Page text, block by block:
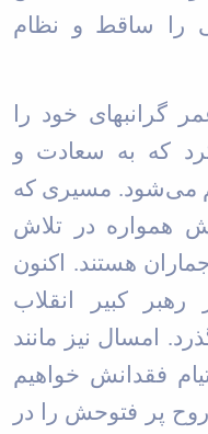
را ساقط و نظام
گرانبهای خود را
که به سعادت و
می‌شود. مسیری که
همواره در تلاش
هستند. اکنون
کبیر انقلاب
امسال نیز مانند
فقدانش خواهیم
پر فتوحش را در